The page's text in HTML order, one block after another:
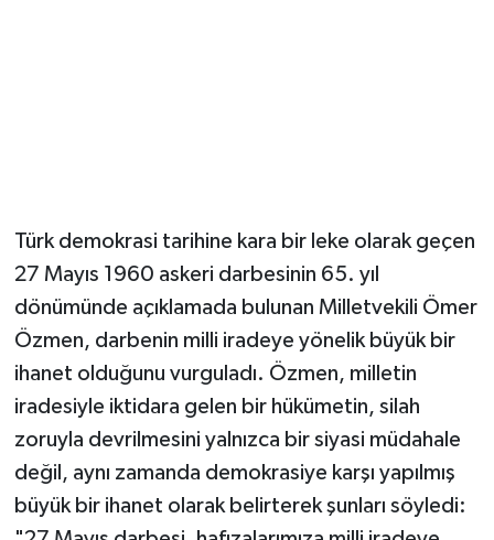
Türk demokrasi tarihine kara bir leke olarak geçen
27 Mayıs 1960 askeri darbesinin 65. yıl
dönümünde açıklamada bulunan Milletvekili Ömer
Özmen, darbenin milli iradeye yönelik büyük bir
ihanet olduğunu vurguladı. Özmen, milletin
iradesiyle iktidara gelen bir hükümetin, silah
zoruyla devrilmesini yalnızca bir siyasi müdahale
değil, aynı zamanda demokrasiye karşı yapılmış
büyük bir ihanet olarak belirterek şunları söyledi: